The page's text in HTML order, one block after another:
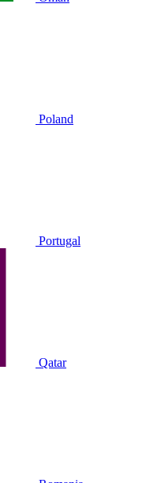
Poland
Portugal
Qatar